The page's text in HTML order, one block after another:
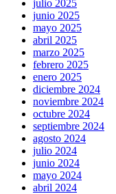
julio 2025
junio 2025
mayo 2025
abril 2025
marzo 2025
febrero 2025
enero 2025
diciembre 2024
noviembre 2024
octubre 2024
septiembre 2024
agosto 2024
julio 2024
junio 2024
mayo 2024
abril 2024